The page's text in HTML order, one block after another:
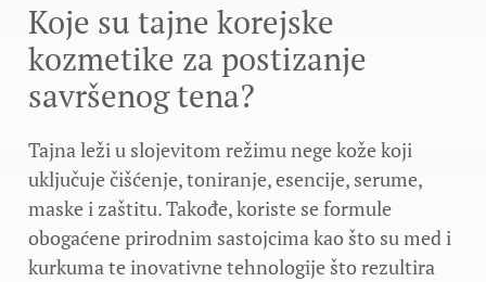
Koje su tajne korejske
kozmetike za postizanje
savršenog tena?
Tajna leži u slojevitom režimu nege kože koji
uključuje čišćenje, toniranje, esencije, serume,
maske i zaštitu. Takođe, koriste se formule
obogaćene prirodnim sastojcima kao što su med i
kurkuma te inovativne tehnologije što rezultira